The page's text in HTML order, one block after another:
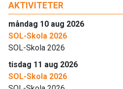
AKTIVITETER
måndag 10 aug 2026
SOL-Skola 2026
SOL-Skola 2026
tisdag 11 aug 2026
SOL-Skola 2026